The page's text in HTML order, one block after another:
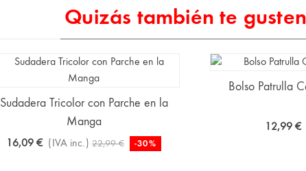
Quizás también te
Sudadera Tricolor con Parche en la
Manga
16,09 € (IVA inc.) 22,99 € -30%
Bolso Patrulla
12,99 €